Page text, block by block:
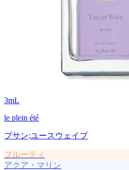
3mL
le plein été
プサン;ユースウェイブ
フルーティ
アクア・マリン